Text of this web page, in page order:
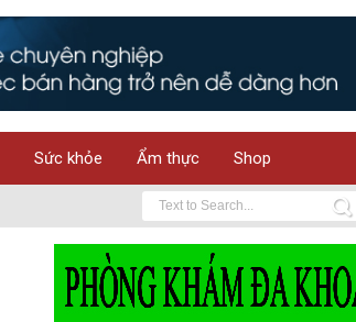
Sức khỏe Ẩm thực Shop